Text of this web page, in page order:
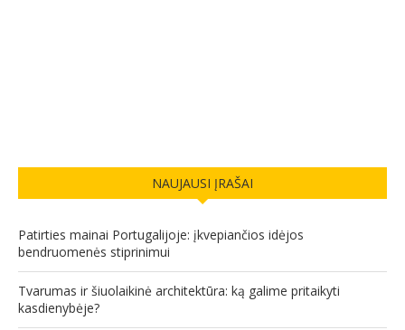
NAUJAUSI ĮRAŠAI
Patirties mainai Portugalijoje: įkvepiančios idėjos
bendruomenės stiprinimui
Tvarumas ir šiuolaikinė architektūra: ką galime pritaikyti
kasdienybėje?